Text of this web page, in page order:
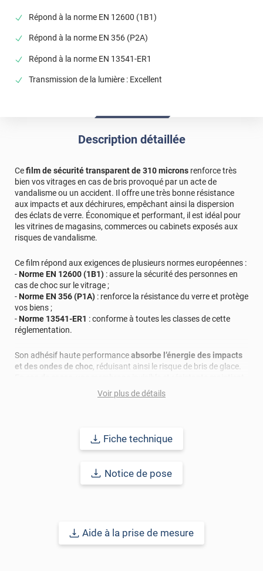
Répond à la norme EN 12600 (1B1)
Répond à la norme EN 356 (P2A)
Répond à la norme EN 13541-ER1
Transmission de la lumière : Excellent
utilisant le formulaire de contact. Sans cette
démarche, nous ne pourrons malheureusement pas
aucune réclamation n'a été enregistrée. Cordialement,
Commentaire Luminis Films-06/02/2024
Bonjour, Veuillez nous excuser pour le retard dû au
être livré ce jour. Cordialement, l'Equipe Luminis Films
*****
Il y a 2168 jours
Plein de défauts très visible
Description détaillée
Cefilm de sécurité transparent de 310 microns renforce très
bien vos vitrages en cas de bris provoqué par un acte de
vandalisme ou un accident. Il offre une très bonne résistance
aux impacts et aux déchirures, empêchant ainsi la dispersion
des éclats de verre. Économique et performant, il est idéal pour
les vitrines de magasins, commerces ou cabinets exposés aux
risques de vandalisme.
Ce film répond aux exigences de plusieurs normes européennes :
-Norme EN 12600 (1B1) : assure la sécurité des personnes en
cas de choc sur le vitrage ;
-Norme EN 356 (P1A) : renforce la résistance du verre et protège
vos biens ;
-Norme 13541-ER1 : conforme à toutes les classes de cette
réglementation.
Son adhésif haute performanceabsorbe l’énergie des impacts
et des ondes de choc , réduisant ainsi le risque de bris de glace.
les fragments de verre en place, garantissant la sécurité des
personnes et des équipements.
passer la luminosité dans votre intérieur.
ou autre contaminant. Certains matériaux, comme le
polycarbonate, peuvent entraîner l’apparition de bulles ; un test
verticale en intérieur sujet au climat d'Europe Centrale.
Voir plus de détails
Fiche technique
Notice de pose
Aide à la prise de mesure